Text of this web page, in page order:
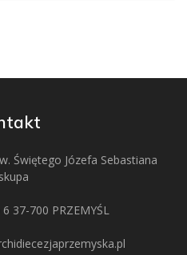
Świętego Józefa Sebastiana
37-700 PRZEMYŚL